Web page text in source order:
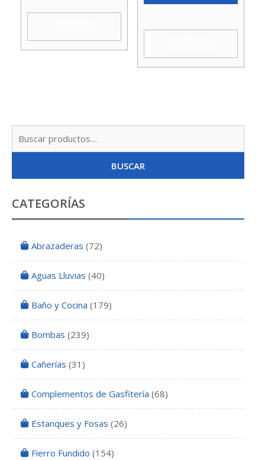
Hunter
Hunter
BUSCAR
CATEGORÍAS
Abrazaderas (72)
Aguas Lluvias (40)
Baño y Cocina (179)
Bombas (239)
Cañerías (31)
Complementos de Gasfitería (68)
Estanques y Fosas (26)
Fierro Fundido (154)